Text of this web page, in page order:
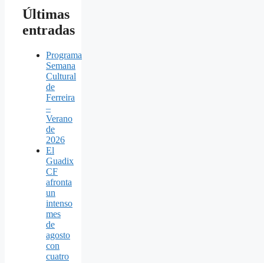
Últimas
entradas
Programa
Semana
Cultural
de
Ferreira
–
Verano
de
2026
El
Guadix
CF
afronta
un
intenso
mes
de
agosto
con
cuatro